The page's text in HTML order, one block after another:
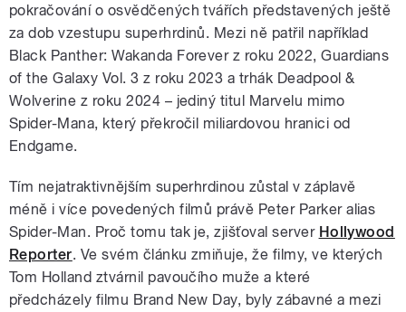
pokračování o osvědčených tvářích představených ještě
za dob vzestupu superhrdinů. Mezi ně patřil například
Black Panther: Wakanda Forever z roku 2022, Guardians
of the Galaxy Vol. 3 z roku 2023 a trhák Deadpool &
Wolverine z roku 2024 – jediný titul Marvelu mimo
Spider-Mana, který překročil miliardovou hranici od
Endgame.
Tím nejatraktivnějším superhrdinou zůstal v záplavě
méně i více povedených filmů právě Peter Parker alias
Spider-Man. Proč tomu tak je, zjišťoval server Hollywood
Reporter. Ve svém článku zmiňuje, že filmy, ve kterých
Tom Holland ztvárnil pavoučího muže a které
předcházely filmu Brand New Day, byly zábavné a mezi